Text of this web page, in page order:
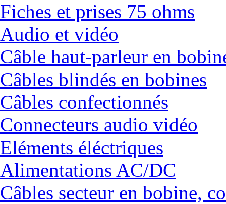
Fiches et prises 75 ohms
Audio et vidéo
Câble haut-parleur en
Câbles blindés en bobines
Câbles confectionnés
Connecteurs audio vidéo
Eléments éléctriques
Alimentations AC/DC
Câbles secteur en bobine,